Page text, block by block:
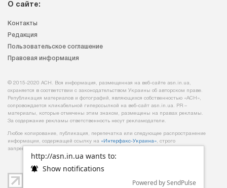
http://asn.in.ua wants to:
Show notifications
Powered by SendPulse
О сайте:
Контакты
Редакция
Пользовательское соглашение
Правовая информация
© 2015-2020 АСН. Вся информация, размещенная на веб-сайте asn.in.ua,
охраняется в соответствии с законодательством Украины об авторском праве.
Републикация материалов и фотографий, являющихся собственностью «АСН»,
сопровождается кликабельной гиперссылкой на веб-сайт asn.іn.ua. PR –
материалы, которые отмечены этим знаком, размещены на правах рекламы.
За содержание рекламы ответственность несут рекламодатели.
Любое копирование, публикация, перепечатка или следующее распространение
информации, содержащей ссылку на «Интерфакс-Украина», строго
запрещается.